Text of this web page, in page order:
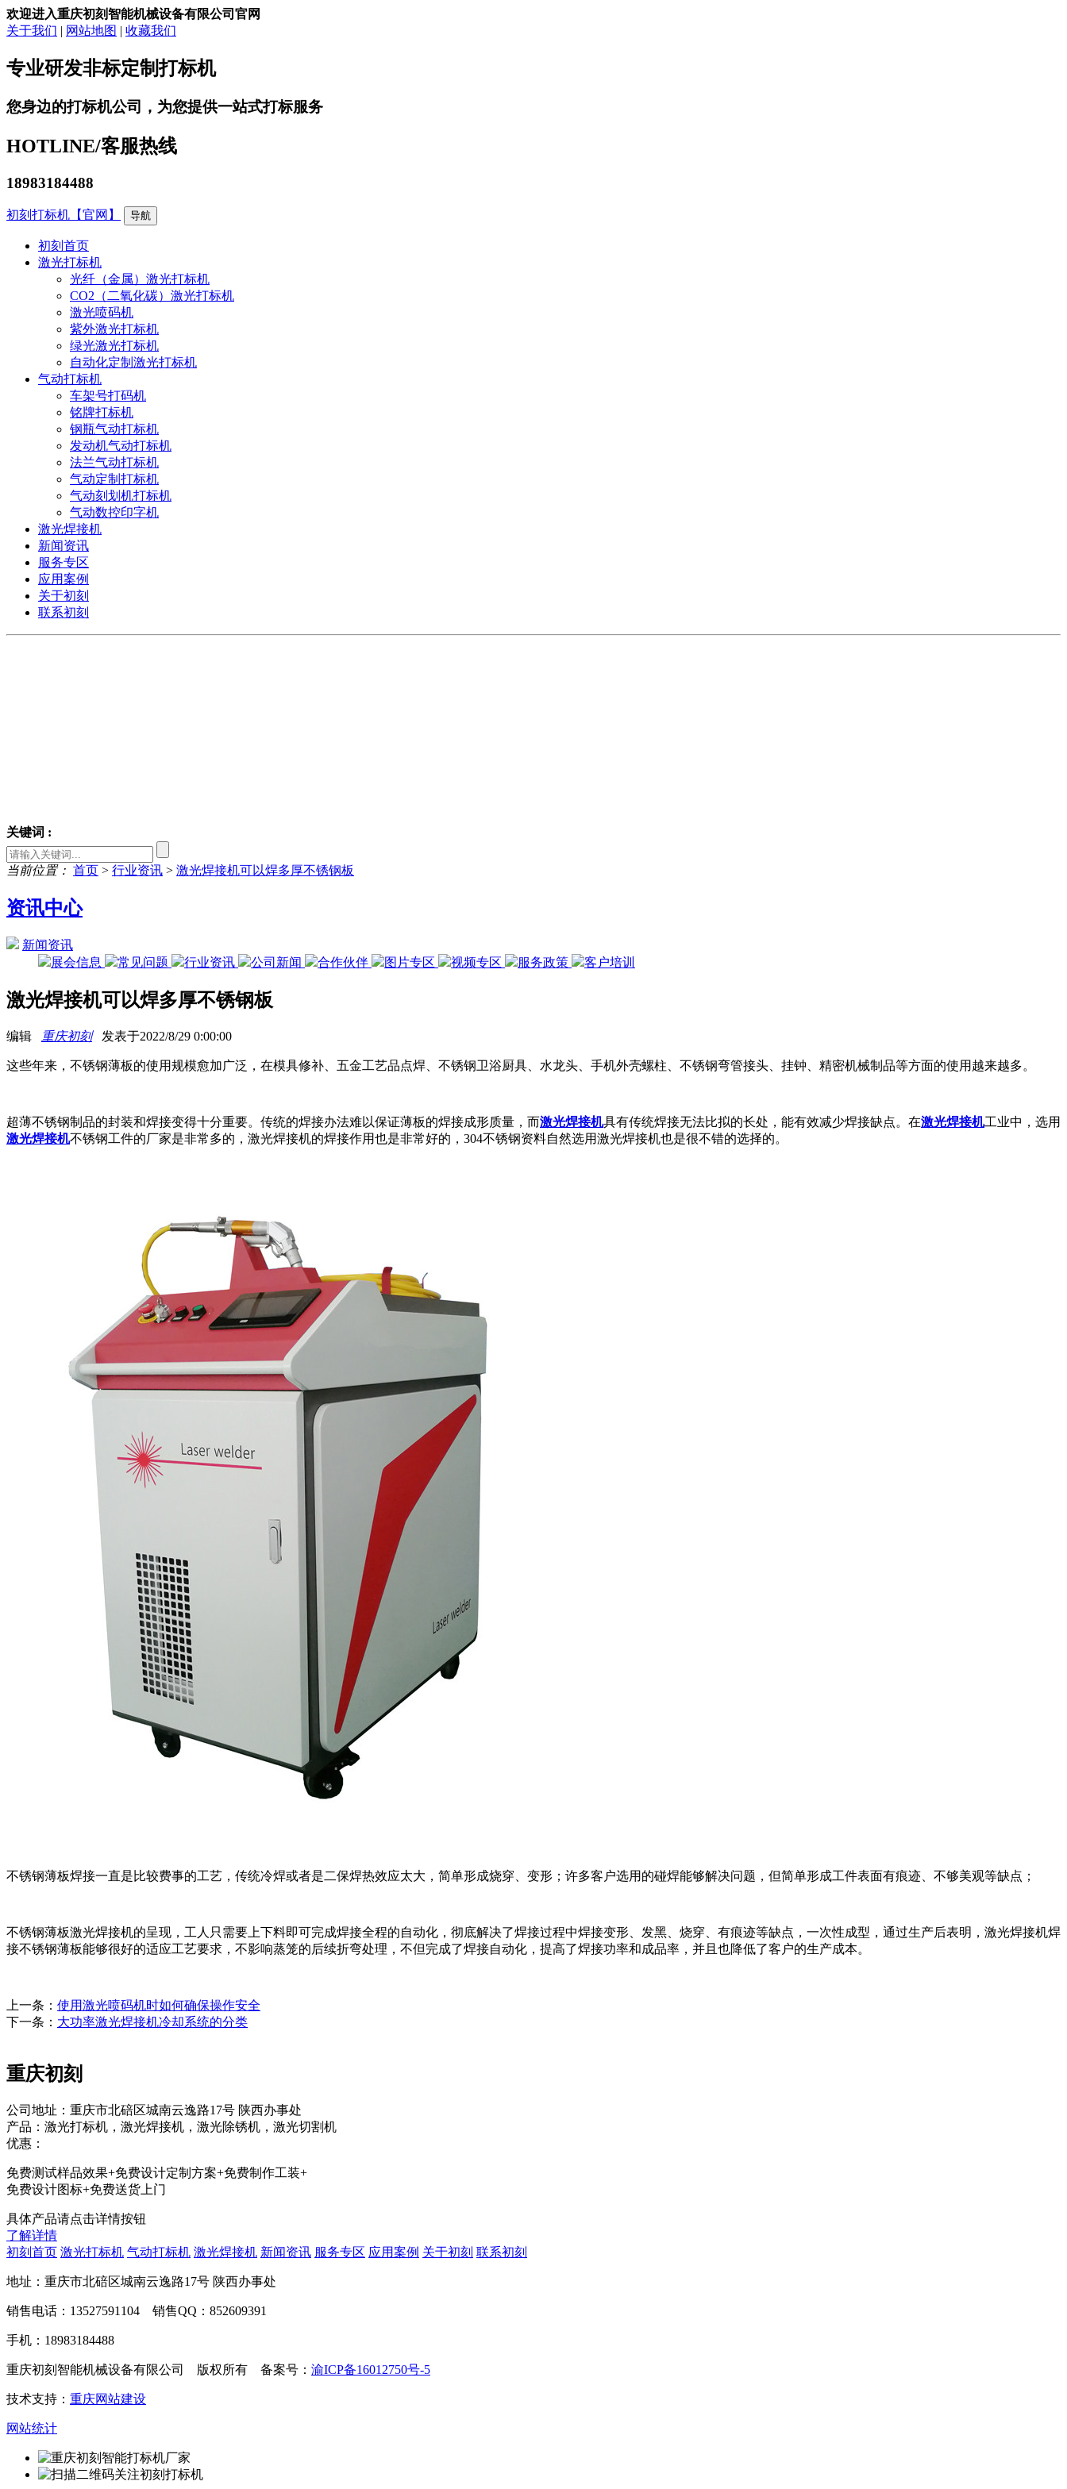
欢迎进入重庆初刻智能机械设备有限公司官网
关于我们 | 网站地图 | 收藏我们
专业研发非标定制打标机
您身边的打标机公司，为您提供一站式打标服务
HOTLINE/客服热线
18983184488
初刻打标机【官网】 导航
初刻首页
激光打标机
光纤（金属）激光打标机
CO2（二氧化碳）激光打标机
激光喷码机
紫外激光打标机
绿光激光打标机
自动化定制激光打标机
气动打标机
车架号打码机
铭牌打标机
钢瓶气动打标机
发动机气动打标机
法兰气动打标机
气动定制打标机
气动刻划机打标机
气动数控印字机
激光焊接机
新闻资讯
服务专区
应用案例
关于初刻
联系初刻
关键词 :
当前位置： 首页 > 行业资讯 > 激光焊接机可以焊多厚不锈钢板
资讯中心
新闻资讯
展会信息
常见问题 行业资讯 公司新闻 合作伙伴 图片专区 视频专区 服务政策 客户培训
激光焊接机可以焊多厚不锈钢板
编辑 重庆初刻发表于2022/8/29 0:00:00
这些年来，不锈钢薄板的使用规模愈加广泛，在模具修补、五金工艺品点焊、不锈钢卫浴厨具、水龙头、手机外壳螺柱、不锈钢弯管接头、挂钟、精密机械制品等方面的使用越来越多。
超薄不锈钢制品的封装和焊接变得十分重要。传统的焊接办法难以保证薄板的焊接成形质量，而激光焊接机具有传统焊接无法比拟的长处，能有效减少焊接缺点。在激光焊接机工业中，选用
激光焊接机不锈钢工件的厂家是非常多的，激光焊接机的焊接作用也是非常好的，304不锈钢资料自然选用激光焊接机也是很不错的选择的。
不锈钢薄板焊接一直是比较费事的工艺，传统冷焊或者是二保焊热效应太大，简单形成烧穿、变形；许多客户选用的碰焊能够解决问题，但简单形成工件表面有痕迹、不够美观等缺点；
不锈钢薄板激光焊接机的呈现，工人只需要上下料即可完成焊接全程的自动化，彻底解决了焊接过程中焊接变形、发黑、烧穿、有痕迹等缺点，一次性成型，通过生产后表明，激光焊接机焊
接不锈钢薄板能够很好的适应工艺要求，不影响蒸笼的后续折弯处理，不但完成了焊接自动化，提高了焊接功率和成品率，并且也降低了客户的生产成本。
上一条： 使用激光喷码机时如何确保操作安全
下一条： 大功率激光焊接机冷却系统的分类
重庆初刻
公司地址：重庆市北碚区城南云逸路17号 陕西办事处
产品：激光打标机，激光焊接机，激光除锈机，激光切割机
优惠：
免费测试样品效果+免费设计定制方案+免费制作工装+
免费设计图标+免费送货上门
具体产品请点击详情按钮
了解详情
初刻首页 激光打标机 气动打标机 激光焊接机 新闻资讯 服务专区 应用案例 关于初刻 联系初刻
地址：重庆市北碚区城南云逸路17号 陕西办事处
销售电话：13527591104 销售QQ：852609391
手机：18983184488
重庆初刻智能机械设备有限公司 版权所有 备案号： 渝ICP备16012750号-5
技术支持： 重庆网站建设
网站统计